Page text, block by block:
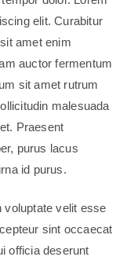
elit. Curabitur
amet enim
auctor fermentum
sit amet rutrum
malesuada
Praesent
purus lacus
id purus.
voluptate velit esse
sint occaecat
officia deserunt